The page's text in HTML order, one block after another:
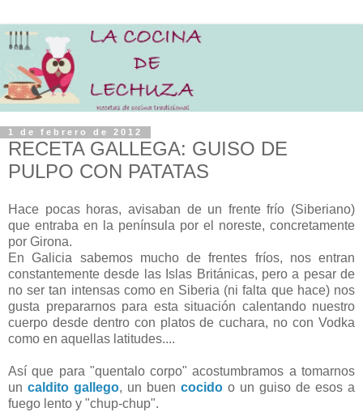
1 de febrero de 2012
RECETA GALLEGA: GUISO DE
PULPO CON PATATAS
Hace pocas horas, avisaban de un frente frío (Siberiano)
que entraba en la península por el noreste, concretamente
por Girona.
En Galicia sabemos mucho de frentes fríos, nos entran
constantemente desde las Islas Británicas, pero a pesar de
no ser tan intensas como en Siberia (ni falta que hace) nos
gusta prepararnos para esta situación calentando nuestro
cuerpo desde dentro con platos de cuchara, no con Vodka
como en aquellas latitudes....
Así que para "quentalo corpo" acostumbramos a tomarnos
un caldito gallego, un buen cocido o un guiso de esos a
fuego lento y "chup-chup".